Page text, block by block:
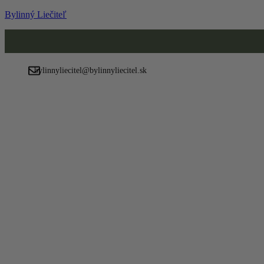
Bylinný Liečiteľ
Menubylinnyliecitel@bylinnyliecitel.sk